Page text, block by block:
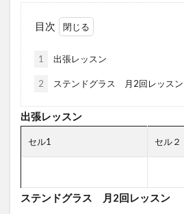
目次
1 出張レッスン
2 ステンドグラス 月2回レッスン
出張レッスン
セル1 セル２
ステンドグラス 月2回レッスン